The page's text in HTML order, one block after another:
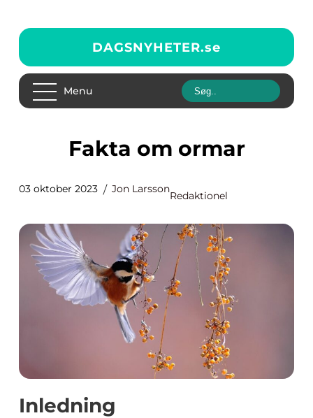
DAGSNYHETER.se
Menu
Fakta om ormar
03 oktober 2023 Jon Larsson
Redaktionel
Inledning